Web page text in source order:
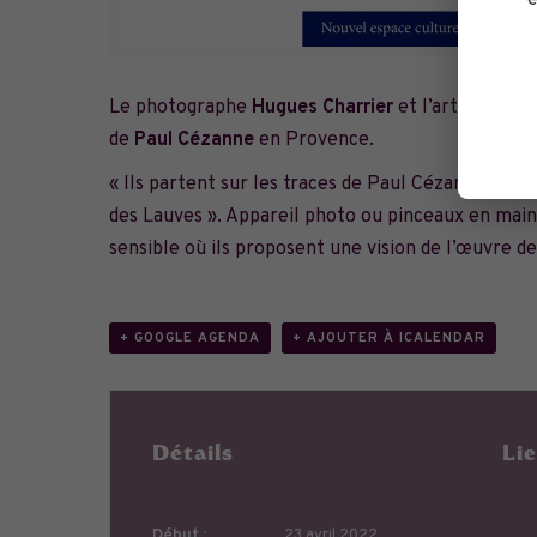
Le photographe Hugues Charrier et l’artiste
de Paul Cézanne en Provence.
« Ils partent sur les traces de Paul Cézanne, de
des Lauves ». Appareil photo ou pinceaux en
sensible où ils proposent une vision de l’œuvre
+ GOOGLE AGENDA + AJOUTER À ICALENDAR
Détails